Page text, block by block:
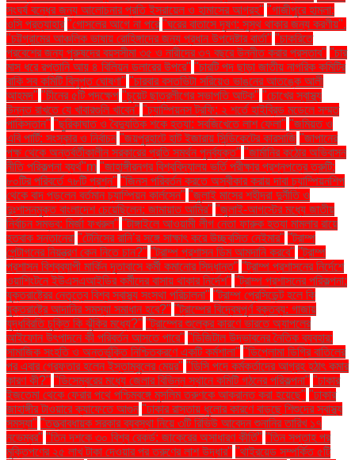
সংঘর্ষ বন্ধের জন্য আলোচনার প্রতি ইসরায়েল ও হামাসের আগ্রহ" "গাজীপুরে হামলা:
ওসি প্রত্যাহার "গোসলের আগে না পরে "ঘরের বাতাসে দূষণ: সুস্থ থাকার জন্য করণীয়".
"চট্টগ্রামের আঞ্চলিক ভাষায় রোহিঙ্গাদের জন্য প্রধান উপদেষ্টার বার্তা" "চাকরিতে
প্রবেশের জন্য পুরুষদের বয়সসীমা ৩৫ ও নারীদের ৩৭ বছরে উন্নীত করার প্রস্তাব" "চার
মাস ধরে রপ্তানি আয় ৪ বিলিয়ন ডলারের উপরে" "চারটি পদ ছাড়া জাতীয় নাগরিক কমিটির
বাকি সব কমিটি বিলুপ্ত ঘোষণা" "চারবার বসতভিটা সরিয়েও ভাঙনের আতঙ্কে আলী
আহমদ" "চীনের ৫টি পদক্ষেপ "চুয়েট ছাত্রলীগের সভাপতি আটক" "চোখের স্বাস্থ্য
উন্নত রাখতে যে খাবারগুলি খাবেন" "চ্যাম্পিয়নস ট্রফি: ২ শর্তে হাইব্রিড মডেলে সম্মত
পাকিস্তান" "ছুরিকাঘাত ও বৈদ্যুতিক শকে হত্যা: সবজিখেতে লাশ ফেলা" "জমিয়ত ও
এবি পার্টি: সংস্কার ও নির্বাচন "জয়পুরহাটে হাট ইজারায় সিন্ডিকেটের কারসাজি "জাপানের
পক্ষ থেকে অন্তর্বর্তীকালীন সরকারের প্রতি সমর্থন পুনর্ব্যক্ত" "জার্মানির কঠোর অভিবাসন
নীতি পরিকল্পনা ব্যর্থ"m "জাহাঙ্গীরনগর বিশ্ববিদ্যালয় ভর্তি পরীক্ষার প্রশ্নপত্রে ত্রুটি:
৮০টির পরিবর্তে ৭৮টি প্রশ্ন" "জিনস পরিবর্তন করতে অস্বীকার করায় দাবা চ্যাম্পিয়নশিপ
থেকে বাদ পড়লেন বর্তমান চ্যাম্পিয়ন কার্লসেন" "জুলাই মাসের শহীদরা দুর্নীতি ও
দুঃশাসনমুক্ত বাংলাদেশ চেয়েছিলেন: জামায়াত আমির" "জুলাই-আগস্টের মধ্যে জাতীয়
নির্বাচন সম্ভব: মির্জা ফখরুল" "টাঙ্গাইলে আওয়ামী লীগ নেতা ফারুক হত্যা মামলার রায়ে
হতবাক সন্তানেরা "টেনিসের রানি’র সঙ্গে সাক্ষাৎ করে উচ্ছ্বসিত নেইমার" "ট্রাম্প
পেন্টাগনের নিয়ন্ত্রণ কেন নিতে চান?" "ট্রাম্প প্রশাসন ডিম আমদানি করবে" "ট্রাম্প
প্রশাসন বিশ্বব্যাপী মার্কিন দূতাবাসে কর্মী কমানোর সিদ্ধান্ত" "ট্রাম্প প্রশাসনের নির্দেশে
ওয়াশিংটনে ইউএসএআইডির কর্মীদের বাসায় থাকার নির্দেশ" "ট্রাম্প প্রশাসনের পরিকল্পনা:
যুক্তরাষ্ট্রের নেতৃত্বে বিশ্ব স্বাস্থ্য সংস্থা পরিচালনা" "ট্রাম্প প্রেসিডেন্ট হলে কি
যুক্তরাষ্ট্রে আদানির সমস্যা সমাধান হবে?" "ট্রাম্পের বিদ্বেষপূর্ণ বক্তব্য: গাজায়
যুদ্ধবিরতি চুক্তি কি ঝুঁকির মধ্যে?" "ট্রাম্পের শুল্কের কারণে ভারতে অ্যাপলের
আইফোন উৎপাদনে কী পরিবর্তন আসতে পারে" "ডিজিটাল উদ্ভাবনের নৈতিক ব্যবহার:
সামাজিক সংহতি ও অন্তর্ভুক্তি নিশ্চিতকরণে একটি কর্মশালা" "ডিপ্লোমা ডিগ্রি বাতিলের
পর এবার গ্রেফতার হলেন ইস্তাম্বুলের মেয়র" "ডিসি পদে কর্মকর্তাদের আগ্রহ হঠাৎ কমার
কারণ কী?" "ডিসেম্বরের মধ্যে জেলার বিভিন্ন স্থানে কমিটি গঠনের পরিকল্পনা" "ঢাকার
ইজতেমা থেকে ফেরার পথে পশ্চিমবঙ্গে মুসলিম তরুণকে আক্রান্ত করা হয়েছে" "ঢাকার
জাহাঙ্গীর টাওয়ারে ক্যাফেতে আগুন "ঢাকার রাস্তায় ধুলোর কারণে বাড়ছে শিশুদের স্বাস্থ্য
সমস্যা" "তত্ত্বাবধায়ক সরকার ব্যবস্থা নিয়ে ৩টি রিভিউ আবেদন শুনানির তারিখ ১৭
নভেম্বর" "তিন দশকে ৩০ বিশ্ব রেকর্ড: জাকেরের অসাধারণ কীর্তি" "তিন সপ্তাহ পর
মুক্তিপণের ২৫ লাখ টাকা দেওয়ার পর তরুণের লাশ উদ্ধার" "থাইরয়েড সম্পর্কিত ৫টি